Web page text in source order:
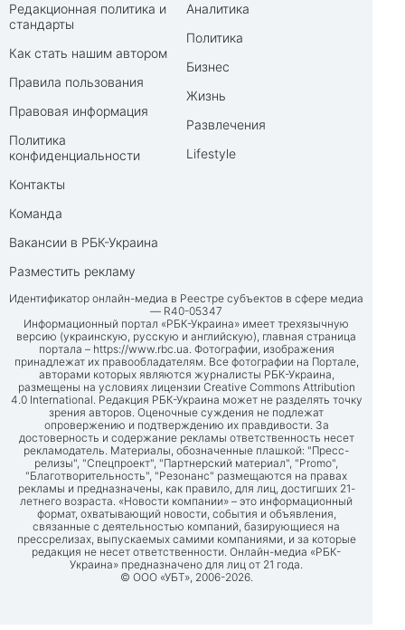
Редакционная политика и
стандарты
Как стать нашим автором
Правила пользования
Правовая информация
Политика
конфиденциальности
Контакты
Команда
Вакансии в РБК-Украина
Разместить рекламу
Аналитика
Политика
Бизнес
Жизнь
Развлечения
Lifestyle
Идентификатор онлайн-медиа в Реестре субъектов в сфере медиа
— R40-05347
Информационный портал «РБК-Украина» имеет трехязычную
версию (украинскую, русскую и английскую), главная страница
портала – https://www.rbc.ua. Фотографии, изображения
принадлежат их правообладателям. Все фотографии на Портале,
авторами которых являются журналисты РБК-Украина,
размещены на условиях лицензии Creative Commons Attribution
4.0 International. Редакция РБК-Украина может не разделять точку
зрения авторов. Оценочные суждения не подлежат
опровержению и подтверждению их правдивости. За
достоверность и содержание рекламы ответственность несет
рекламодатель. Материалы, обозначенные плашкой: "Пресс-
релизы", "Спецпроект", "Партнерский материал", "Promo",
"Благотворительность", "Резонанс" размещаются на правах
рекламы и предназначены, как правило, для лиц, достигших 21-
летнего возраста. «Новости компании» – это информационный
формат, охватывающий новости, события и объявления,
связанные с деятельностью компаний, базирующиеся на
прессрелизах, выпускаемых самими компаниями, и за которые
редакция не несет ответственности. Онлайн-медиа «РБК-
Украина» предназначено для лиц от 21 года.
© ООО «УБТ», 2006-2026.